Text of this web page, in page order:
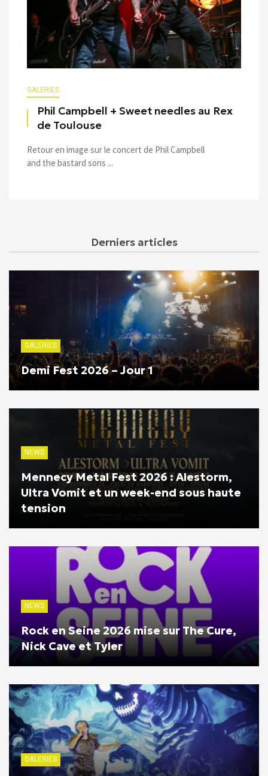
GALERIES
Phil Campbell + Sweet needles au Rex
de Toulouse
Retour en image sur le concert de Phil Campbell
and the bastard sons ...
Derniers articles
GALERIES
Demi Fest 2026 – Jour 1
NEWS
Mennecy Metal Fest 2026 : Alestorm,
Ultra Vomit et un week-end sous haute
tension
NEWS
Rock en Seine 2026 mise sur The Cure,
Nick Cave et Tyler
GALERIES